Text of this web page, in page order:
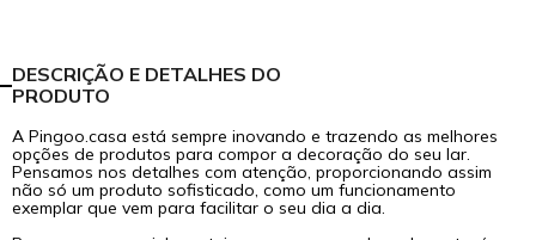
DESCRIÇÃO E DETALHES DO
PRODUTO
A Pingoo.casa está sempre inovando e trazendo as melhores
opções de produtos para compor a decoração do seu lar.
Pensamos nos detalhes com atenção, proporcionando assim
não só um produto sofisticado, como um funcionamento
exemplar que vem para facilitar o seu dia a dia.